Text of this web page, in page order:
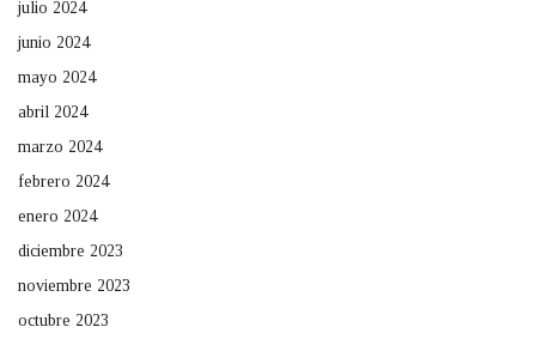
julio 2024
junio 2024
mayo 2024
abril 2024
marzo 2024
febrero 2024
enero 2024
diciembre 2023
noviembre 2023
octubre 2023